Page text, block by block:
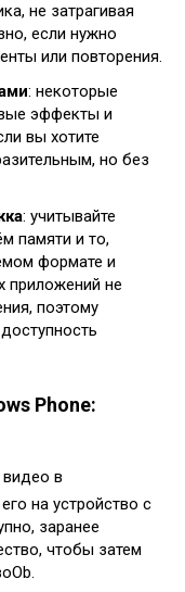
не затрагивая
если нужно
или повторения.
: некоторые
эффекты и
вы хотите
но без
: учитывайте
памяти и то,
формате и
приложений не
поэтому
Phone:
видео в
на устройство с
заранее
чтобы затем